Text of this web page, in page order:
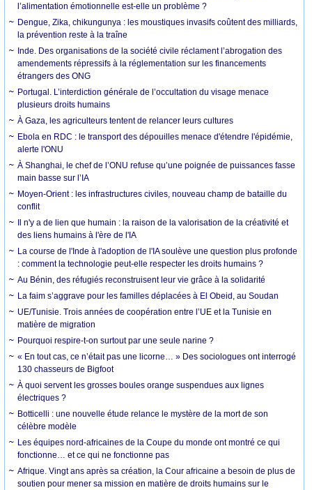
l’alimentation émotionnelle est-elle un problème ?
Dengue, Zika, chikungunya : les moustiques invasifs coûtent des milliards,
la prévention reste à la traîne
Inde. Des organisations de la société civile réclament l’abrogation des
amendements répressifs à la réglementation sur les financements
étrangers des ONG
Portugal. L’interdiction générale de l’occultation du visage menace
plusieurs droits humains
À Gaza, les agriculteurs tentent de relancer leurs cultures
Ebola en RDC : le transport des dépouilles menace d'étendre l'épidémie,
alerte l'ONU
À Shanghai, le chef de l’ONU refuse qu’une poignée de puissances fasse
main basse sur l’IA
Moyen-Orient : les infrastructures civiles, nouveau champ de bataille du
conflit
Il n'y a de lien que humain : la raison de la valorisation de la créativité et
des liens humains à l'ère de l'IA
La course de l'Inde à l'adoption de l'IA soulève une question plus profonde
: comment la technologie peut-elle respecter les droits humains ?
Au Bénin, des réfugiés reconstruisent leur vie grâce à la solidarité
La faim s’aggrave pour les familles déplacées à El Obeid, au Soudan
UE/Tunisie. Trois années de coopération entre l’UE et la Tunisie en
matière de migration
Pourquoi respire-t-on surtout par une seule narine ?
« En tout cas, ce n’était pas une licorne… » Des sociologues ont interrogé
130 chasseurs de Bigfoot
À quoi servent les grosses boules orange suspendues aux lignes
électriques ?
Botticelli : une nouvelle étude relance le mystère de la mort de son
célèbre modèle
Les équipes nord-africaines de la Coupe du monde ont montré ce qui
fonctionne… et ce qui ne fonctionne pas
Afrique. Vingt ans après sa création, la Cour africaine a besoin de plus de
soutien pour mener sa mission en matière de droits humains sur le